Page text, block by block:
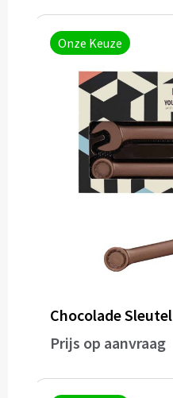
Onze Keuze
Chocolade Sleutel
Prijs op aanvraag